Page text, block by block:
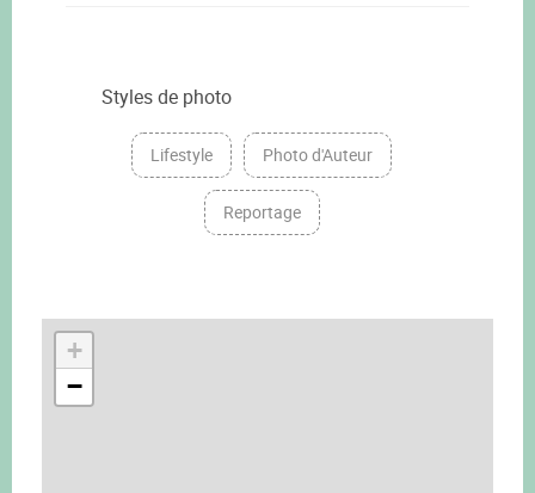
Styles de photo
Lifestyle Photo d'Auteur
Reportage
+
−